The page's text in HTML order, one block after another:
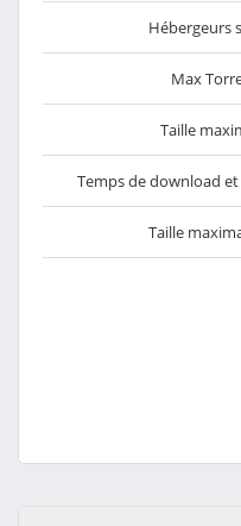
Hébergeurs
Max
Taille
Temps de download
Taille